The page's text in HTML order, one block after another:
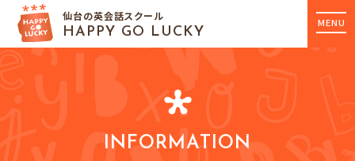
MENU
仙台の英会話スクール
HAPPY GO LUCKY
INFORMATION